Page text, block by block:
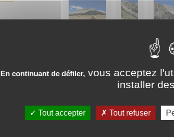
En continuant de défiler,vous acceptez
installer
Tout accepter Tout refuser